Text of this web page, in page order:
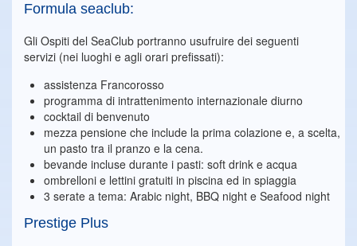
Formula seaclub:
Gli Ospiti del SeaClub portranno usufruire dei seguenti
servizi (nei luoghi e agli orari prefissati):
assistenza Francorosso
programma di intrattenimento internazionale diurno
cocktail di benvenuto
mezza pensione che include la prima colazione e, a scelta,
un pasto tra il pranzo e la cena.
bevande incluse durante i pasti: soft drink e acqua
ombrelloni e lettini gratuiti in piscina ed in spiaggia
3 serate a tema: Arabic night, BBQ night e Seafood night
Prestige Plus